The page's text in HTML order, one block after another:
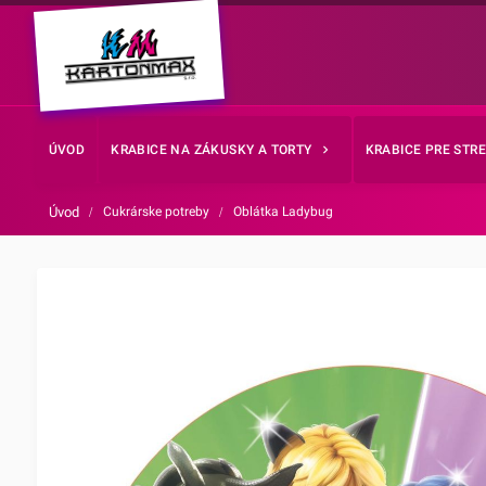
ÚVOD KRABICE NA ZÁKUSKY A TORTY KRABICE PRE
Úvod / Cukrárske potreby / Oblátka Ladybug